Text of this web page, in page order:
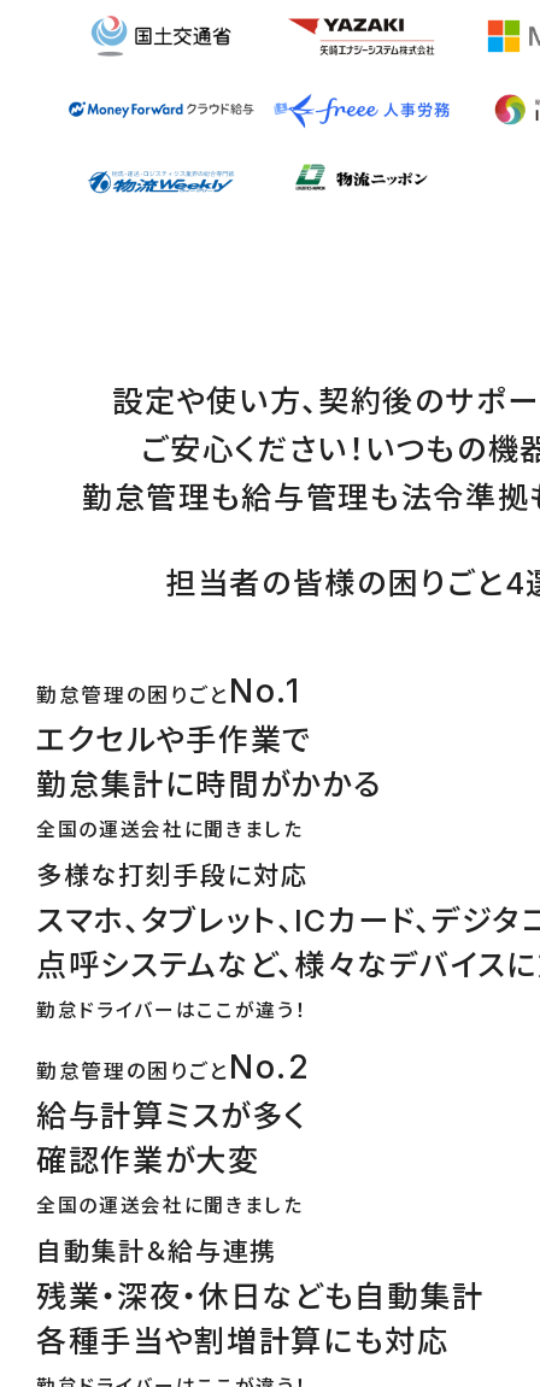
設定や使い方、 契約後のサポ
ご安心ください！ いつもの機
勤怠管理も給与管理も法令準拠
担当者の皆様の困りごと4
勤怠管理の困りごと No.1
エクセルや手作業で
勤怠集計に時間がかかる
全国の運送会社に聞きました
多様な打刻手段に対応
スマホ、タブレット、ICカード、デジタ
点呼システムなど、様々なデバイス
勤怠ドライバーはここが違う！
勤怠管理の困りごと No.2
給与計算ミスが多く
確認作業が大変
全国の運送会社に聞きました
自動集計＆給与連携
残業・深夜・休日なども自動集計
各種手当や割増計算にも対応